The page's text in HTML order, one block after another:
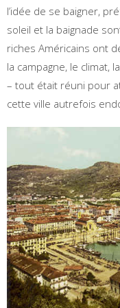
l’idée de se baigner,
soleil et la baignade
riches Américains ont
la campagne, le climat,
– tout était réuni pour
cette ville autrefois